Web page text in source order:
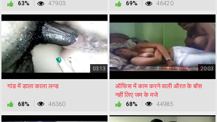
63% 47903 69% 46420
03:13
गांड में डाला काला लन्ड
68% 46360
20:03
ऑफिस में काम करने वाली औरत के बॉस
नहीं लिए जम के मजे
68% 44985